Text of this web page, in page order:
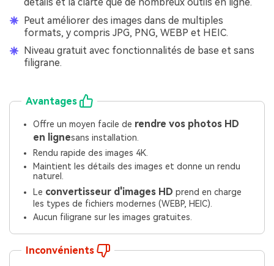
Peut améliorer des images dans de multiples
formats, y compris JPG, PNG, WEBP et HEIC.
Niveau gratuit avec fonctionnalités de base et sans
filigrane.
Avantages
Offre un moyen facile de rendre vos photos HD
en lignesans installation.
Rendu rapide des images 4K.
Maintient les détails des images et donne un rendu
naturel.
Le convertisseur d'images HD prend en charge
les types de fichiers modernes (WEBP, HEIC).
Aucun filigrane sur les images gratuites.
Inconvénients